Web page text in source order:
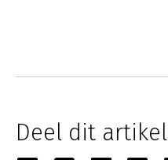
Deel dit artikel